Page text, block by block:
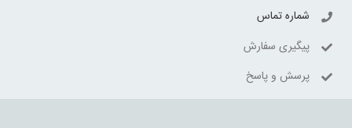
شماره تماس
پیگیری سفارش
پرسش و پاسخ